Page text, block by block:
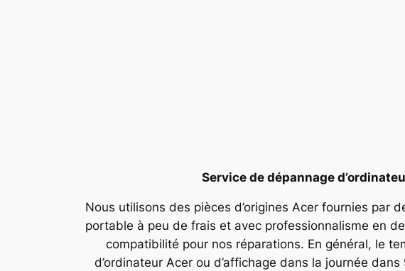
Service de dépannage
Nous utilisons des pièces d’origines Acer fournies
portable à peu de frais et avec professionnalisme en
compatibilité pour nos réparations. En général, le
d’ordinateur Acer ou d’affichage dans la journée